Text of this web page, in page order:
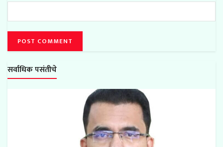
सर्वाधिक पसंतीचे